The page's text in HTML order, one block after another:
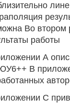
Во втором
работы
А
В
С